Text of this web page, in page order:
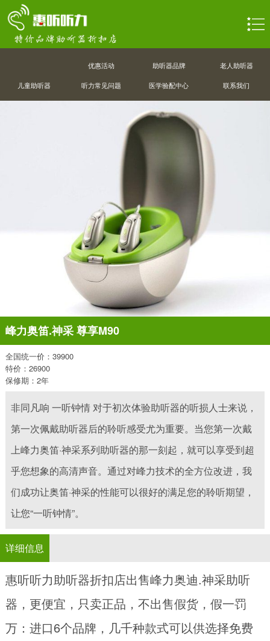
优惠活动 助听器品牌 老人助听器
儿童助听器 听力常见问题 医学验配中心 联系我们
峰力奥笛.神采 尊享M90
全国统一价：39900
特价：26900
保修期：2年
非同凡响 一听钟情 对于初次体验助听器的听损人士来说，
第一次佩戴助听器后的聆听感受尤为重要。当您第一次戴
上峰力奥笛·神采系列助听器的那一刻起，就可以享受到超
乎您想象的高清声音。通过对峰力技术的全方位改进，我
们成功让奥笛·神采的性能可以很好的满足您的聆听期望，
让您“一听钟情”。
详细信息
惠听听力助听器折扣店出售峰力奥迪.神采助听
器，更便宜，只卖正品，不出售假货，假一罚
万：进口6个品牌，几千种款式可以供选择免费